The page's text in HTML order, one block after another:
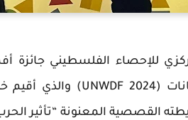
المركزي للإحصاء
القصصية المعنونة “تأثير